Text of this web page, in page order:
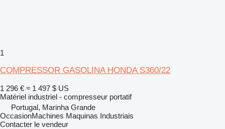
1
COMPRESSOR GASOLINA HONDA S360/22
1 296 € ≈ 1 497 $ US
Matériel industriel - compresseur portatif
Portugal, Marinha Grande
OccasionMachines Maquinas Industriais
Contacter le vendeur